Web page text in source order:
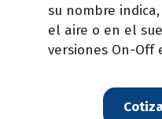
su nombre
el aire o en el
versiones On-Off